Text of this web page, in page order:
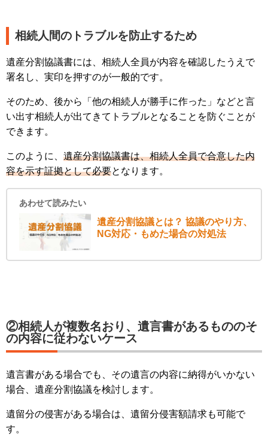
相続人間のトラブルを防止するため
遺産分割協議書には、相続人全員が内容を確認したうえで
署名し、実印を押すのが一般的です。
そのため、後から「他の相続人が勝手に作った」などと言
い出す相続人が出てきてトラブルとなることを防ぐことが
できます。
このように、 遺産分割協議書は、相続人全員で合意した内
容を示す証拠として必要となります。
あわせて読みたい
遺産分割協議とは？ 協議のやり方、
NG対応・もめた場合の対処法
②相続人が複数名おり、遺言書があるもののそ
の内容に従わないケース
遺言書がある場合でも、その遺言の内容に納得がいかない
場合、遺産分割協議を検討します。
遺留分の侵害がある場合は、遺留分侵害額請求も可能で
す。